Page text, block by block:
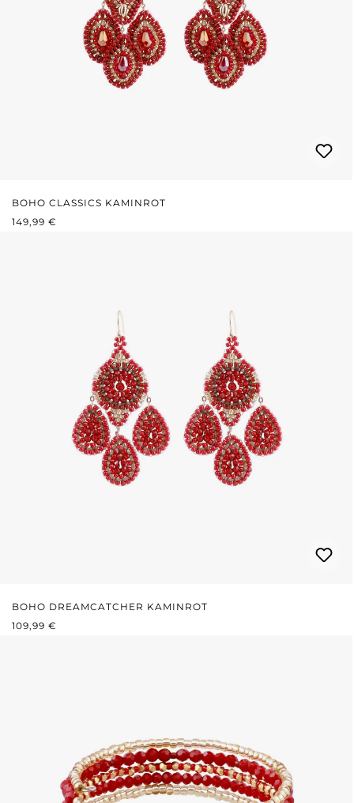
BOHO CLASSICS KAMINROT
REGULÄRER PREIS:
149,99 €
BOHO DREAMCATCHER KAMINROT
REGULÄRER PREIS:
109,99 €